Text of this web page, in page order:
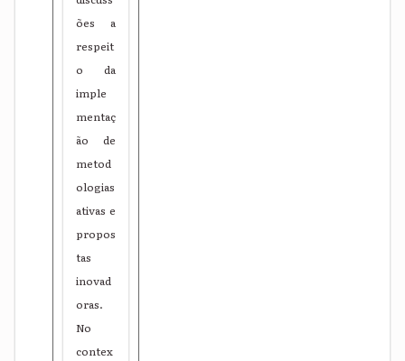
ões a
respeit
o da
imple
mentaç
ão de
metod
ologias
ativas e
propos
tas
inovad
oras.
No
contex